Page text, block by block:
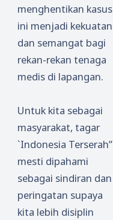
menghentikan kasus
ini menjadi kekuatan
dan semangat bagi
rekan-rekan tenaga
medis di lapangan.
Untuk kita sebagai
masyarakat, tagar
`Indonesia Terserah”
mesti dipahami
sebagai sindiran dan
peringatan supaya
kita lebih disiplin